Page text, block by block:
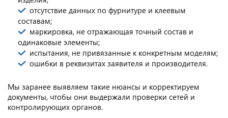
отсутствие данных по фурнитуре и клеевым
составам;
маркировка, не отражающая точный состав и
одинаковые элементы;
испытания, не привязанные к конкретным моделям;
ошибки в реквизитах заявителя и производителя.
Мы заранее выявляем такие нюансы и корректируем
документы, чтобы они выдержали проверки сетей и
контролирующих органов.